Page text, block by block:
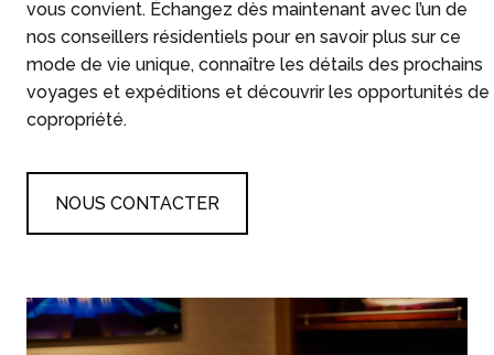
vous convient. Échangez dès maintenant avec l’un de
nos conseillers résidentiels pour en savoir plus sur ce
mode de vie unique, connaître les détails des prochains
voyages et expéditions et découvrir les opportunités de
copropriété.
NOUS CONTACTER